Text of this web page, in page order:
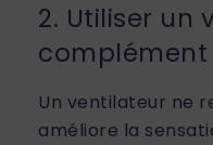
2. Utiliser un
complément
Un ventilateur ne
améliore la